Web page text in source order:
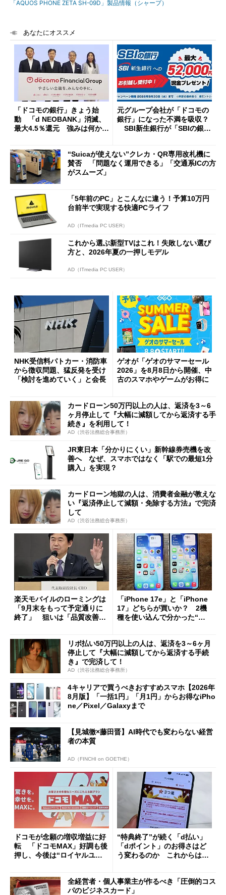
「AQUOS PHONE ZETA SH-09D」製品情報（シャープ）
あなたにオススメ
「ドコモの銀行」きょう始
動 「d NEOBANK」消滅、
最大4.5％還元 強みは何か解
元グループ会社が「ドコモの
銀行」になった不満を吸収？
SBI新生銀行が「SBIの銀
開催
“Suicaが使えない”クレカ・QR専用改札機に
賛否 「問題なく運用できる」「交通系ICの方
がスムーズ」
「5年前のPC」とこんなに違う！予算10万円
台前半で実現する快適PCライフ
AD（ITmedia PC USER）
これから選ぶ新型TVはこれ！失敗しない選び
方と、2026年夏の一押しモデル
AD（ITmedia PC USER）
NHK受信料パトカー・消防車
から徴収問題、猛反発を受け
「検討を進めていく」と会長
ゲオが「ゲオのサマーセール
2026」を8月8日から開催、中
古のスマホやゲームがお得に
カードローン50万円以上の人は、返済を3～6
ヶ月停止して『大幅に減額してから返済する手
続き』を利用して！
AD（渋谷法務総合事務所）
JR東日本「分かりにくい」新幹線券売機を改
善へ なぜ、スマホではなく「駅での最短1分
購入」を実現？
カードローン地獄の人は、消費者金融が教えな
い『返済停止して減額・免除する方法』で完済
して
AD（渋谷法務総合事務所）
楽天モバイルのローミングは
「9月末をもって予定通りに
終了」 狙いは「品質改善」
も
「iPhone 17e」と「iPhone
17」どちらが買いか？ 2機
種を使い込んで分かった“ス
リボ払い50万円以上の人は、返済を3～6ヶ月
停止して『大幅に減額してから返済する手続
き』で完済して！
AD（渋谷法務総合事務所）
4キャリアで買うべきおすすめスマホ【2026年
8月版】「一括1円」「月1円」からお得なiPho
ne／Pixel／Galaxyまで
【見城徹×藤田晋】AI時代でも変わらない経営
者の本質
AD（FINCHI on GOETHE）
ドコモが念願の増収増益に好
転 「ドコモMAX」好調も後
押し、今後は“ロイヤルユー
“特典終了”が続く「d払い」
「dポイント」のお得さはど
う変わるのか これからは
全経営者・個人事業主が作るべき「圧倒的コス
パのビジネスカード」